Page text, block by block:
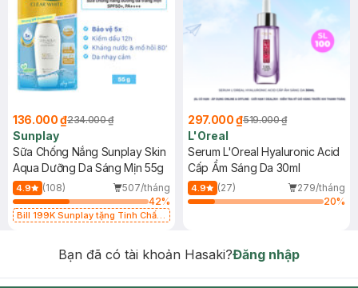
136.000 ₫234.000 ₫
Sunplay
Sữa Chống Nắng Sunplay Skin
Aqua Dưỡng Da Sáng Mịn 55g
4.9 (108)
507/tháng
42%
Bill 199K Sunplay tặng Tinh Chất
297.000 ₫519.000 ₫
L'Oreal
Serum L'Oreal Hyaluronic Acid
Cấp Ẩm Sáng Da 30ml
4.9 (27)
279/tháng
20%
Bạn đã có tài khoản Hasaki?Đăng nhập